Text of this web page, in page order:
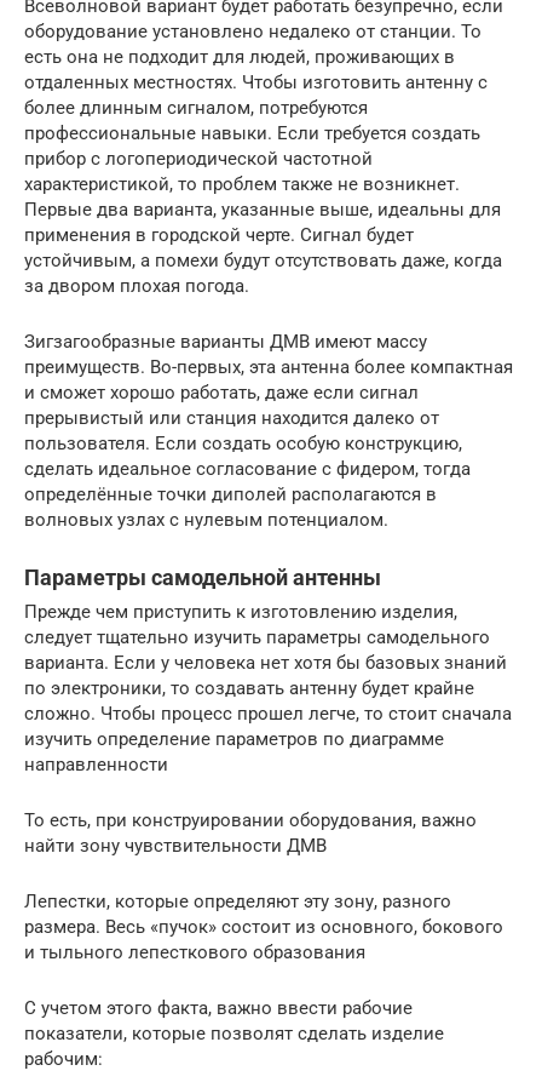
Всеволновой вариант будет работать безупречно, если
оборудование установлено недалеко от станции. То
есть она не подходит для людей, проживающих в
отдаленных местностях. Чтобы изготовить антенну с
более длинным сигналом, потребуются
профессиональные навыки. Если требуется создать
прибор с логопериодической частотной
характеристикой, то проблем также не возникнет.
Первые два варианта, указанные выше, идеальны для
применения в городской черте. Сигнал будет
устойчивым, а помехи будут отсутствовать даже, когда
за двором плохая погода.
Зигзагообразные варианты ДМВ имеют массу
преимуществ. Во-первых, эта антенна более компактная
и сможет хорошо работать, даже если сигнал
прерывистый или станция находится далеко от
пользователя. Если создать особую конструкцию,
сделать идеальное согласование с фидером, тогда
определённые точки диполей располагаются в
волновых узлах с нулевым потенциалом.
Параметры самодельной антенны
Прежде чем приступить к изготовлению изделия,
следует тщательно изучить параметры самодельного
варианта. Если у человека нет хотя бы базовых знаний
по электроники, то создавать антенну будет крайне
сложно. Чтобы процесс прошел легче, то стоит сначала
изучить определение параметров по диаграмме
направленности
То есть, при конструировании оборудования, важно
найти зону чувствительности ДМВ
Лепестки, которые определяют эту зону, разного
размера. Весь «пучок» состоит из основного, бокового
и тыльного лепесткового образования
С учетом этого факта, важно ввести рабочие
показатели, которые позволят сделать изделие
рабочим: